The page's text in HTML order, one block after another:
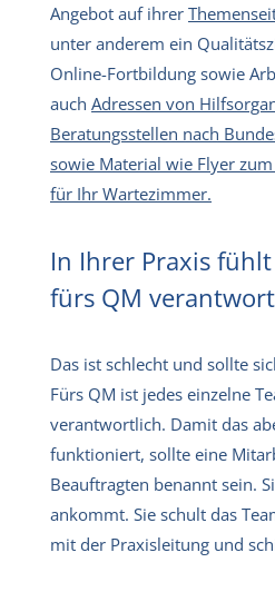
Angebot auf ihrer
unter anderem ein
Online-Fortbildung sowie
auch Adressen von
Beratungsstellen nach
sowie Material wie Flyer
für Ihr Wartezimmer.
In Ihrer Praxis
fürs QM
Das ist schlecht und sollte
Fürs QM ist jedes einzelne
verantwortlich. Damit das
funktioniert, sollte eine
Beauftragten benannt sein.
ankommt. Sie schult das
mit der Praxisleitung und